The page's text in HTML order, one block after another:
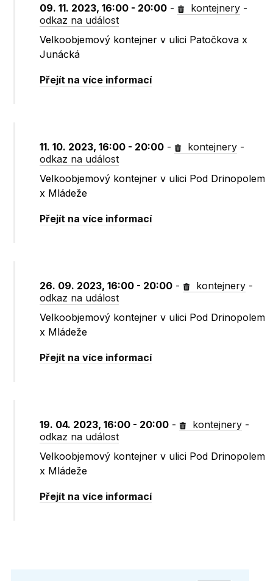
09. 11. 2023, 16:00 - 20:00 - kontejnery -
odkaz na událost
Velkoobjemový kontejner v ulici Patočkova x
Junácká
Přejít na více informací
11. 10. 2023, 16:00 - 20:00 - kontejnery -
odkaz na událost
Velkoobjemový kontejner v ulici Pod Drinopolem
x Mládeže
Přejít na více informací
26. 09. 2023, 16:00 - 20:00 - kontejnery -
odkaz na událost
Velkoobjemový kontejner v ulici Pod Drinopolem
x Mládeže
Přejít na více informací
19. 04. 2023, 16:00 - 20:00 - kontejnery -
odkaz na událost
Velkoobjemový kontejner v ulici Pod Drinopolem
x Mládeže
Přejít na více informací